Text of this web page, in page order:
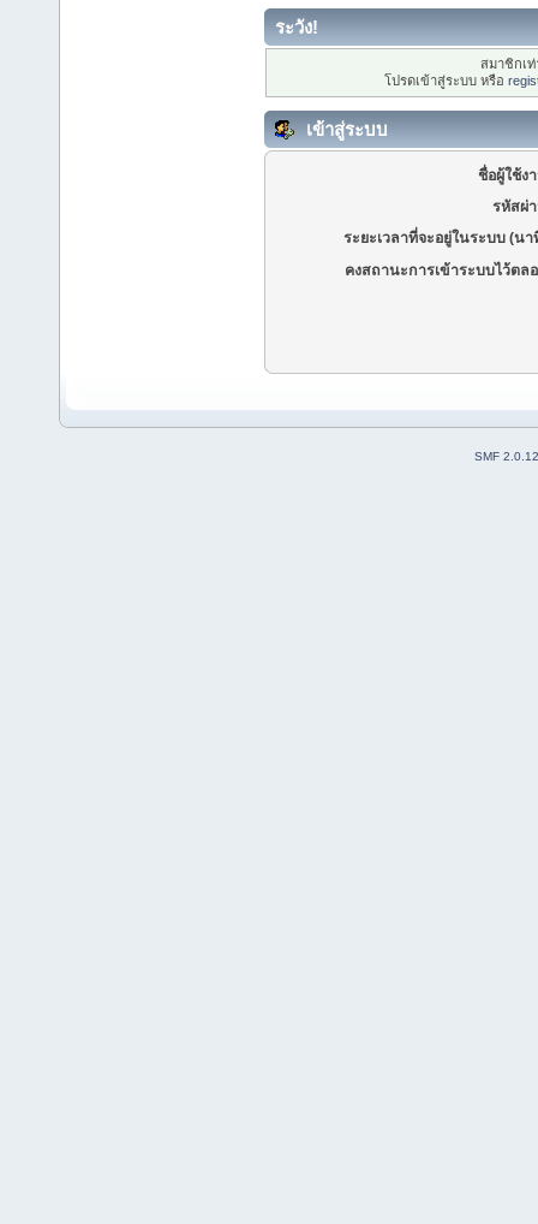
ระวัง!
สมาชิกเ
โปรดเข้าสู่ระบบ หรือ
เข้าสู่ระบบ
ชื่อผู้ใช้ง
รหัสผ่
ระยะเวลาที่จะอยู่ในระบบ (นา
คงสถานะการเข้าระบบไว้ตล
SMF 2.0.12